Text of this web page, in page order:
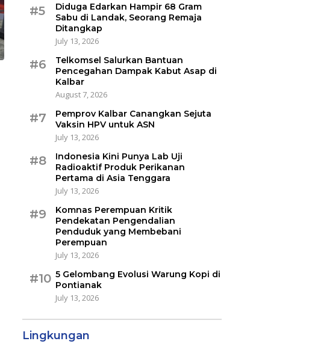
#5
Diduga Edarkan Hampir 68 Gram
Sabu di Landak, Seorang Remaja
Ditangkap
July 13, 2026
#6
Telkomsel Salurkan Bantuan
Pencegahan Dampak Kabut Asap di
Kalbar
August 7, 2026
#7
Pemprov Kalbar Canangkan Sejuta
Vaksin HPV untuk ASN
July 13, 2026
#8
Indonesia Kini Punya Lab Uji
Radioaktif Produk Perikanan
Pertama di Asia Tenggara
July 13, 2026
#9
Komnas Perempuan Kritik
Pendekatan Pengendalian
Penduduk yang Membebani
Perempuan
July 13, 2026
#10 5 Gelombang Evolusi Warung Kopi di
Pontianak
July 13, 2026
Lingkungan